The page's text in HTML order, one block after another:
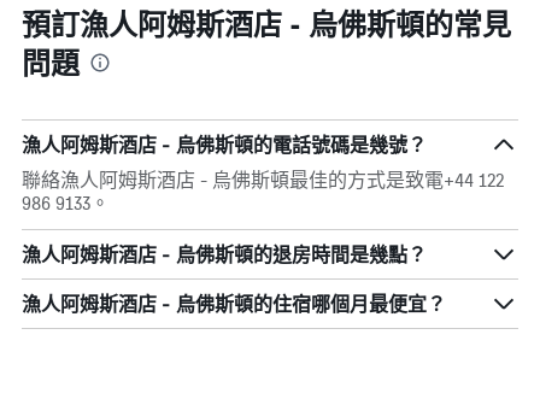
預訂漁人阿姆斯酒店 - 烏佛斯頓的常見
問題
漁人阿姆斯酒店 - 烏佛斯頓的電話號碼是幾號？
聯絡漁人阿姆斯酒店 - 烏佛斯頓最佳的方式是致電+44 122
986 9133。
漁人阿姆斯酒店 - 烏佛斯頓的退房時間是幾點？
漁人阿姆斯酒店 - 烏佛斯頓​的住宿哪個月最便宜？